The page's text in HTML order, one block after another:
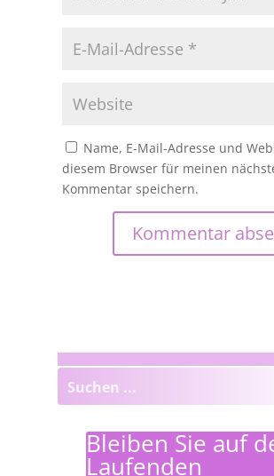
Name, E-Mail-Adresse und
diesem Browser für meinen
Kommentar speichern.
Bleiben Sie auf
Laufenden